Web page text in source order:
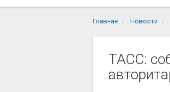
Главная Новости
ТАСС: